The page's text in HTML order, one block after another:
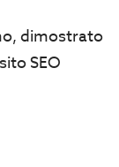
dimostrato
SEO